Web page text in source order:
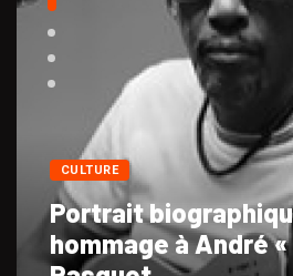
CULTURE
Portrait
hommage à André «